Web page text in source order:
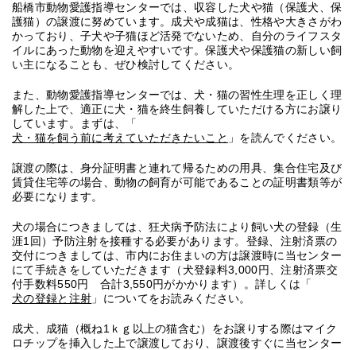
船橋市動物愛護指導センターでは、収容した犬や猫（保護犬、保
護猫）の譲渡に努めています。成犬や成猫は、性格や大きさがわ
かっており、子犬や子猫ほど活発でないため、自分のライフスタ
イルにあった動物を迎えやすいです。保護犬や保護猫の新しい飼
い主になることも、ぜひ検討してください。
また、動物愛護指導センターでは、犬・猫の習性生理を正しく理
解した上で、適正に犬・猫を終生飼養していただける方にお譲り
しています。まずは、「
犬・猫を飼う前に考えていただきたいこと 」を読んでください。
譲渡の際は、身分証明書と連れて帰るための用具、集合住宅及び
賃貸住宅等の場合、動物の飼育が可能であることの証明書類等が
必要になります。
犬の場合につきましては、狂犬病予防法により飼い犬の登録（生
涯1回）予防注射を接種する必要があります。登録、注射済票の
交付につきましては、市内にお住まいの方は譲渡時に当センター
にて手続きをしていただきます（犬登録料3,000円、注射済票交
付手数料550円 合計3,550円がかかります）。詳しくは「
犬の登録と注射 」についてをお読みください。
成犬、成猫（概ね1ｋｇ以上の猫含む）をお譲りする際はマイク
ロチップを挿入した上で譲渡しており、譲渡後すぐに当センター